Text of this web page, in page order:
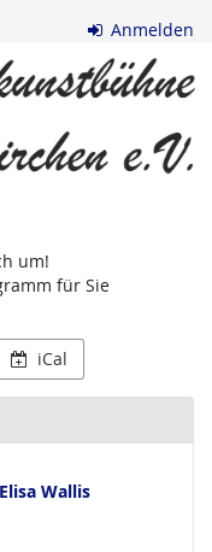
Anmelden
um!
für Sie
iCal
Wallis